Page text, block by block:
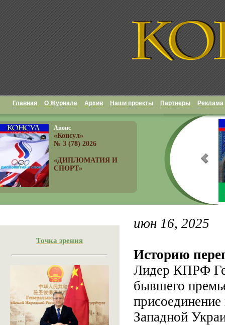
Главная О Журнале Архив Наши проекты Партнеры Реклама
Анонс
«Консул»
№ 3 (78) 2026
«ДИПЛОМАТИЯ И
СПОРТ»
Точка зрения
июн 16, 2025
Историю
Лидер КПРФ
бывшего
Западной